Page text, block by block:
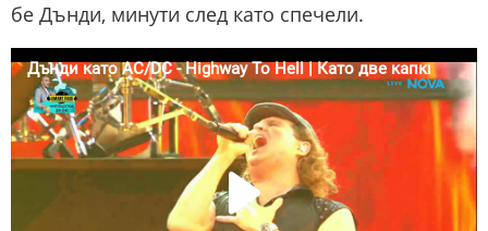
бе Дънди, минути след като спечели.